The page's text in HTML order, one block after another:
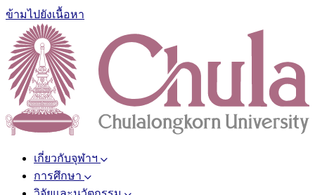
ข้ามไปยังเนื้อหา
เกี่ยวกับจุฬาฯ
การศึกษา